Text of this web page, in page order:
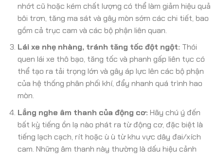
nhớt cũ hoặc kém chất lượng có thể làm giảm hiệu quả
bôi trơn, tăng ma sát và gây mòn sớm các chi tiết, bao
gồm cả trục cam và các bộ phận liên quan.
Lái xe nhẹ nhàng, tránh tăng tốc đột ngột: Thói
quen lái xe thô bạo, tăng tốc và phanh gấp liên tục có
thể tạo ra tải trọng lớn và gây áp lực lên các bộ phận
của hệ thống phân phối khí, đẩy nhanh quá trình hao
mòn.
Lắng nghe âm thanh của động cơ: Hãy chú ý đến
bất kỳ tiếng ồn lạ nào phát ra từ động cơ, đặc biệt là
tiếng lạch cạch, rít hoặc ù ù từ khu vực dây đai/xích
cam. Những âm thanh này thường là dấu hiệu cảnh